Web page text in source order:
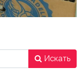
Искать